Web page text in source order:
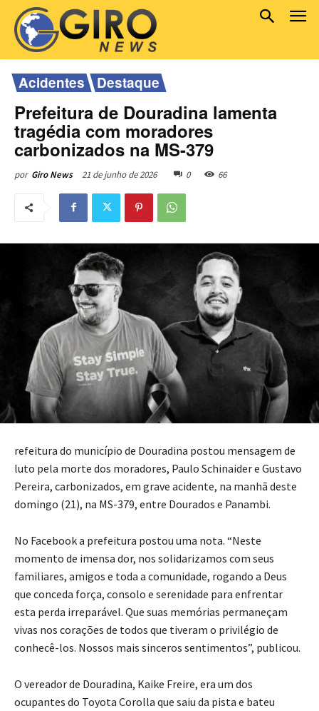
Acidentes Destaque
Prefeitura de Douradina lamenta
tragédia com moradores
carbonizados na MS-379
por Giro News 21 de junho de 2026 0 66
refeitura do município de Douradina postou mensagem de
luto pela morte dos moradores, Paulo Schinaider e Gustavo
Pereira, carbonizados, em grave acidente, na manhã deste
domingo (21), na MS-379, entre Dourados e Panambi.
No Facebook a prefeitura postou uma nota. “Neste
momento de imensa dor, nos solidarizamos com seus
familiares, amigos e toda a comunidade, rogando a Deus
que conceda força, consolo e serenidade para enfrentar
esta perda irreparável. Que suas memórias permaneçam
vivas nos corações de todos que tiveram o privilégio de
conhecê-los. Nossos mais sinceros sentimentos”, publicou.
O vereador de Douradina, Kaike Freire, era um dos
ocupantes do Toyota Corolla que saiu da pista e bateu